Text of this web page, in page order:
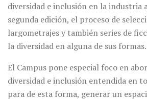
diversidad e inclusión en la industria
segunda edición, el proceso de
largometrajes y también series de
la diversidad en alguna de sus formas.
El Campus pone especial foco en
diversidad e inclusión entendida en
para de esta forma, generar un